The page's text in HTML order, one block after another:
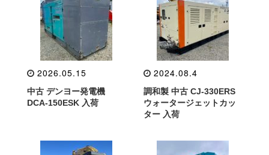
2026.05.15
中古 デンヨー発電機
DCA-150ESK 入荷
2024.08.4
調和製 中古 CJ-330ERS
ウォータージェットカッ
ター 入荷